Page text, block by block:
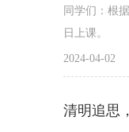
让我们一起
“返家乡”实
同学们：根
日上课。
2024-04-02
清明追思